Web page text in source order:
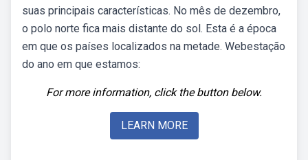
suas principais características. No mês de dezembro,
o polo norte fica mais distante do sol. Esta é a época
em que os países localizados na metade. Webestação
do ano em que estamos:
For more information, click the button below.
LEARN MORE